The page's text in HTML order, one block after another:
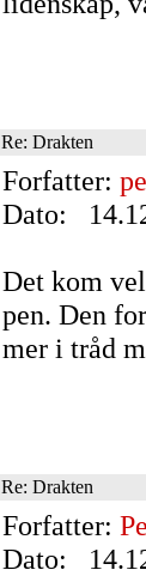
Re: Drakten
Forfatter:
Dato:
Det kom
pen. Den
mer i tråd
Re: Drakten
Forfatter:
Dato: